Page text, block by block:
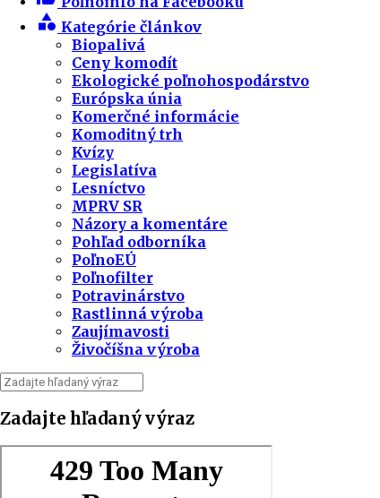
category Kategórie článkov
Biopalivá
Ceny komodít
Ekologické poľnohospodárstvo
Európska únia
Komerčné informácie
Komoditný trh
Kvízy
Legislatíva
Lesníctvo
MPRV SR
Názory a komentáre
Pohľad odborníka
PoľnoEÚ
Poľnofilter
Potravinárstvo
Rastlinná výroba
Zaujímavosti
Živočíšna výroba
Zadajte hľadaný výraz